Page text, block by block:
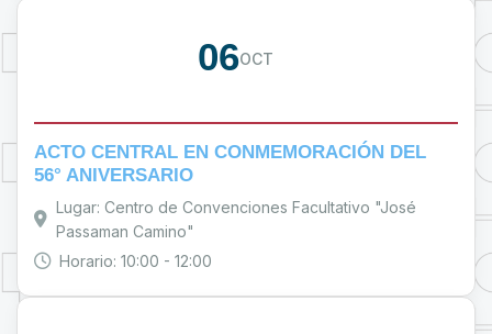
06OCT
ACTO CENTRAL EN CONMEMORACIÓN DEL
56° ANIVERSARIO
Lugar: Centro de Convenciones Facultativo "José
Passaman Camino"
Horario: 10:00 - 12:00